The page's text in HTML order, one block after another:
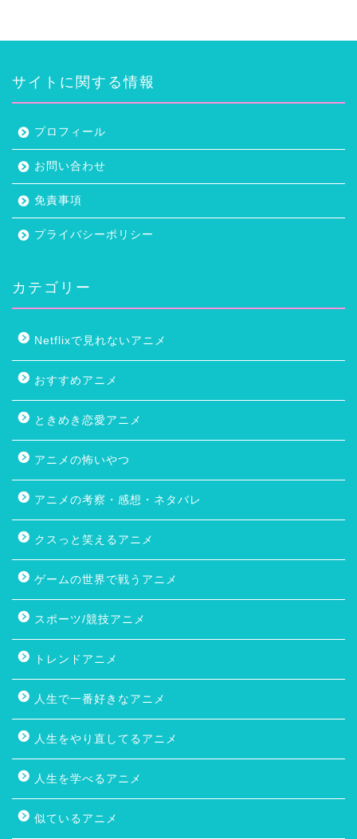
サイトに関する情報
プロフィール
お問い合わせ
免責事項
プライバシーポリシー
カテゴリー
Netflixで見れないアニメ
おすすめアニメ
ときめき恋愛アニメ
アニメの怖いやつ
アニメの考察・感想・ネタバレ
クスっと笑えるアニメ
ゲームの世界で戦うアニメ
スポーツ/競技アニメ
トレンドアニメ
人生で一番好きなアニメ
人生をやり直してるアニメ
人生を学べるアニメ
似ているアニメ